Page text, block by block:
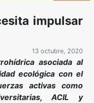
impulsar
13 octubre, 2020
asociada al
ecológica con el
activas como
ACIL y